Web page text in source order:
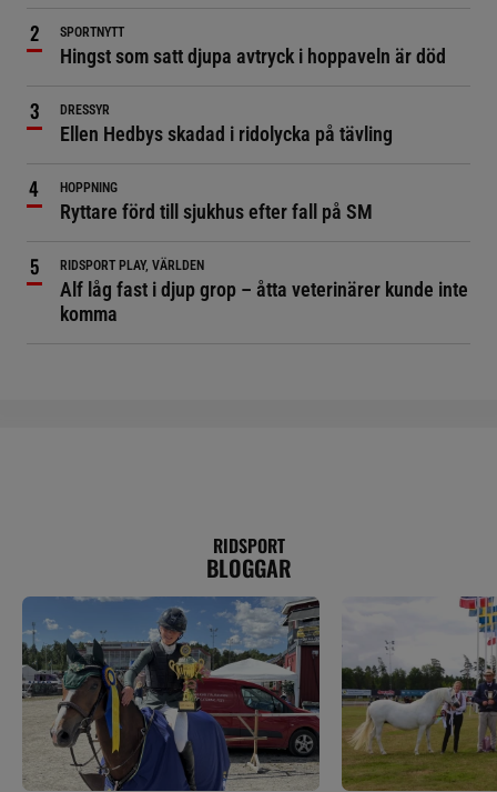
SPORTNYTT
Hingst som satt djupa avtryck i hoppaveln är död
DRESSYR
Ellen Hedbys skadad i ridolycka på tävling
HOPPNING
Ryttare förd till sjukhus efter fall på SM
RIDSPORT PLAY, VÄRLDEN
Alf låg fast i djup grop – åtta veterinärer kunde inte
komma
RIDSPORT
BLOGGAR